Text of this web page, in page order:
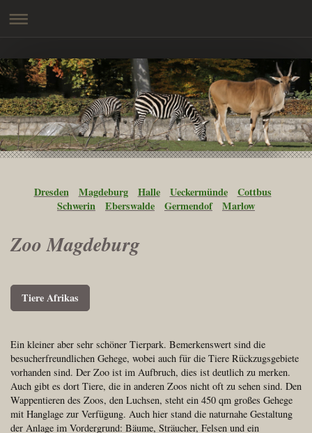
Dresden Magdeburg Halle Ueckermünde
Cottbus
Schwerin
Eberswalde Germendof Marlow
Zoo Magdeburg
Tiere Afrikas
Ein kleiner aber sehr schöner Tierpark. Bemerkenswert sind die
besucherfreundlichen Gehege, wobei auch für die Tiere Rückzugsgebiete
vorhanden sind. Der Zoo ist im Aufbruch, dies ist deutlich zu merken.
Auch gibt es dort Tiere, die in anderen Zoos nicht oft zu sehen sind. Den
Wappentieren des Zoos, den Luchsen, steht ein 450 qm großes Gehege
mit Hanglage zur Verfügung. Auch hier stand die naturnahe Gestaltung
der Anlage im Vordergrund: Bäume, Sträucher, Felsen und ein